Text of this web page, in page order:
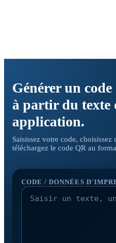
Générer un
à partir du texte
application.
Saisissez votre code,
téléchargez le code QR au
CODE / DONNÉES